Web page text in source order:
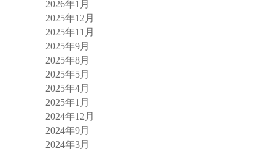
2026年1月
2025年12月
2025年11月
2025年9月
2025年8月
2025年5月
2025年4月
2025年1月
2024年12月
2024年9月
2024年3月